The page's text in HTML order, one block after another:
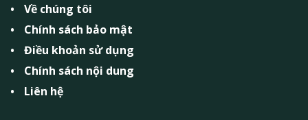
Về chúng tôi
Chính sách bảo mật
Điều khoản sử dụng
Chính sách nội dung
Liên hệ